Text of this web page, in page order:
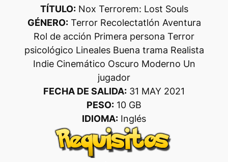
TÍTULO:Nox Terrorem: Lost Souls
GÉNERO:Terror Recolectatlón Aventura
Rol de acción Primera persona Terror
psicológico Lineales Buena trama Realista
Indie Cinemático Oscuro Moderno Un
jugador
FECHA DE SALIDA: 31 MAY 2021
PESO: 10 GB
IDIOMA: Inglés